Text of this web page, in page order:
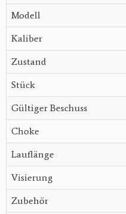
Modell
Kaliber
Zustand
Stück
Gültiger Beschuss
Choke
Lauflänge
Visierung
Zubehör